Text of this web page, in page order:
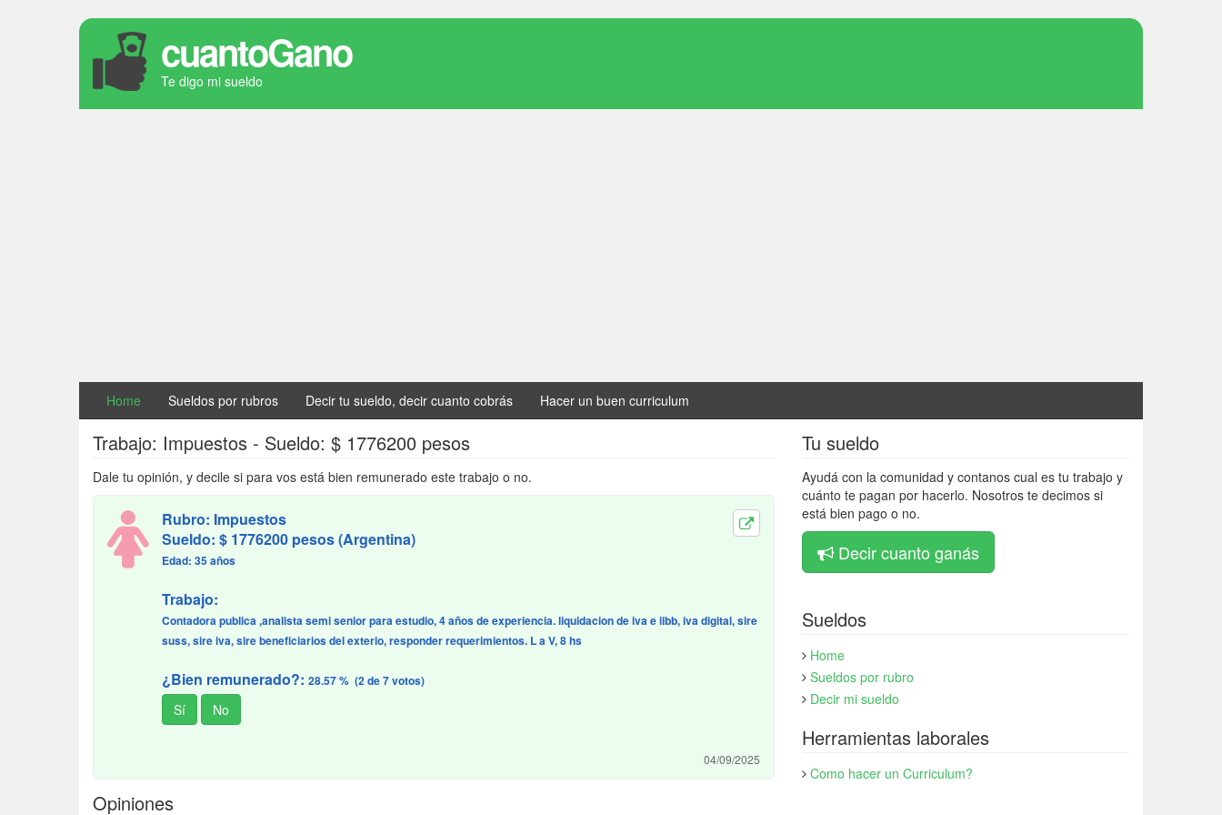
cuantoGano
Te digo mi sueldo
Home Sueldos por rubros Decir tu sueldo, decir cuanto cobrás Hacer un buen curriculum
Trabajo: Impuestos - Sueldo: $ 1776200 pesos
Dale tu opinión, y decile si para vos está bien remunerado este trabajo o no.
Rubro: Impuestos
Sueldo: $ 1776200 pesos (Argentina)
Edad: 35 años
Trabajo:
Contadora publica ,analista semi senior para estudio, 4 años de experiencia. liquidacion de iva e iibb, iva digital, sire
suss, sire iva, sire beneficiarios del exterio, responder requerimientos. L a V, 8 hs
¿Bien remunerado?: 28.57 % (2 de 7 votos)
04/09/2025
Opiniones
Tu sueldo
Ayudá con la comunidad y contanos cual es tu trabajo y
cuánto te pagan por hacerlo. Nosotros te decimos si
está bien pago o no.
Decir cuanto ganás
Sueldos
Home
Sueldos por rubro
Decir mi sueldo
Herramientas laborales
Como hacer un Curriculum?